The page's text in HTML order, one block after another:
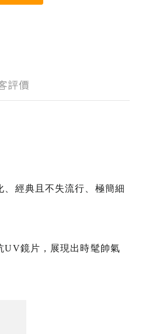
評價
、經典且不失流行、極簡細
UV鏡片， 展現出時髦帥氣